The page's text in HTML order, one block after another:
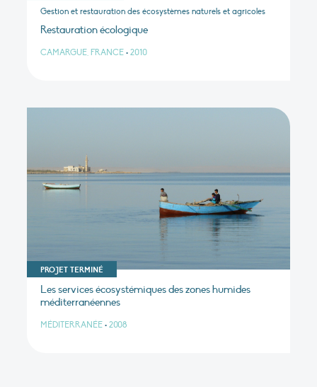
Gestion et restauration des écosystèmes naturels et agricoles
Restauration écologique
CAMARGUE, FRANCE • 2010
PROJET TERMINÉ
Les services écosystémiques des zones humides
méditerranéennes
MÉDITERRANÉE • 2008